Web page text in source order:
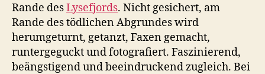
Rande desLysefjords. Nicht gesichert, am
Rande des tödlichen Abgrundes wird
herumgeturnt, getanzt, Faxen gemacht,
runtergeguckt und fotografiert. Faszinierend,
beängstigend und beeindruckend zugleich. Bei